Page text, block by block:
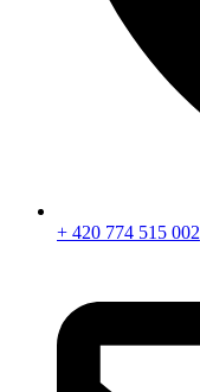
+ 420 774 515 002